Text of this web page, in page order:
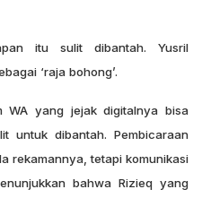
itu sulit dibantah. Yusril
‘raja bohong’.
WA yang jejak digitalnya bisa
untuk dibantah. Pembicaraan
rekamannya, tetapi komunikasi
bahwa Rizieq yang